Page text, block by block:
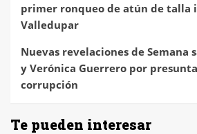
primer ronqueo de atún de talla
Valledupar
Nuevas revelaciones de Semana
y Verónica Guerrero por
corrupción
Te pueden interesar